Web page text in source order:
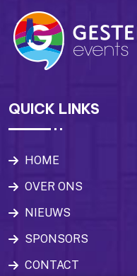
QUICK LINKS
HOME
OVER ONS
NIEUWS
SPONSORS
CONTACT